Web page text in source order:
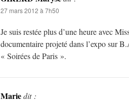
27 mars 2012 à 7h50
Je suis restée plus d’une heure avec
documentaire projeté dans l’expo sur
« Soirées de Paris ».
Mariedit :